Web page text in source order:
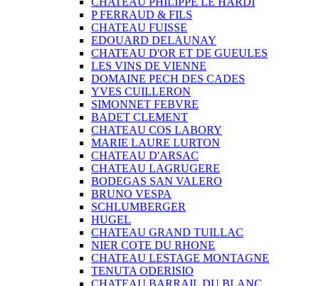
P FERRAUD & FILS
CHATEAU FUISSE
EDOUARD DELAUNAY
CHATEAU D'OR ET DE GUEULES
LES VINS DE VIENNE
DOMAINE PECH DES CADES
YVES CUILLERON
SIMONNET FEBVRE
BADET CLEMENT
CHATEAU COS LABORY
MARIE LAURE LURTON
CHATEAU D'ARSAC
CHATEAU LAGRUGERE
BODEGAS SAN VALERO
BRUNO VESPA
SCHLUMBERGER
HUGEL
CHATEAU GRAND TUILLAC
NIER COTE DU RHONE
CHATEAU LESTAGE MONTAGNE
TENUTA ODERISIO
CHATEAU BARRAIL DU BLANC